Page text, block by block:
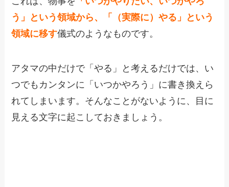
う」という領域から、「（実際に）やる」という
領域に移す儀式のようなものです。
アタマの中だけで「やる」と考えるだけでは、い
つでもカンタンに「いつかやろう」に書き換えら
れてしまいます。そんなことがないように、目に
見える文字に起こしておきましょう。